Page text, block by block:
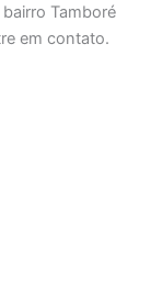
Tamboré
em contato.